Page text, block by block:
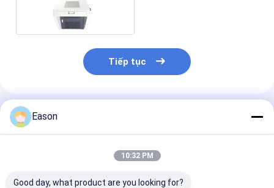
Tiếp tục
Sản Phẩm Khuyến Cáo
Eason
10:32 PM
Good day, what product are you looking for?